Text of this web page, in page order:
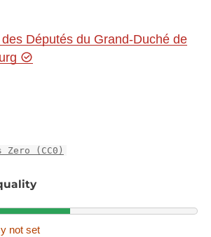
Députés est disponible
suivants :
Députés du Grand-Duché de
Zero (CC0)
not set